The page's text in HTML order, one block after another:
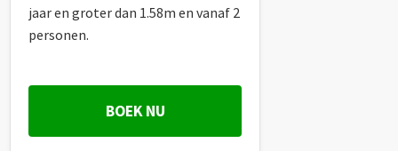
jaar en groter dan 1.58m en vanaf 2
personen.
BOEK NU